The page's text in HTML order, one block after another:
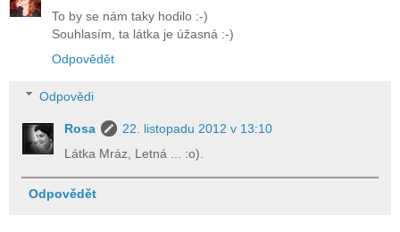
To by se nám taky hodilo :-)
Souhlasím, ta látka je úžasná :-)
Odpovědět
Odpovědi
Rosa
22. listopadu 2012 v 13:10
Látka Mráz, Letná ... :o).
Odpovědět